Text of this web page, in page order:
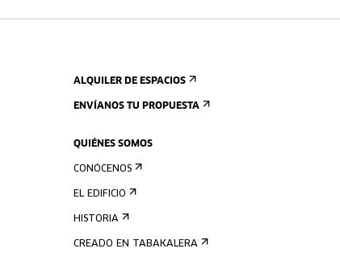
ALQUILER DE ESPACIOS
ENVÍANOS TU PROPUESTA
QUIÉNES SOMOS
CONÓCENOS
EL EDIFICIO
HISTORIA
CREADO EN TABAKALERA